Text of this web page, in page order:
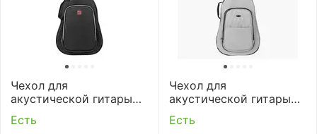
Чехол для
акустической гитары
Music Area RB20-DA-BLK
Есть
Чехол для
акустической гитары
Music Area TANG30-DA-
GRY
Есть